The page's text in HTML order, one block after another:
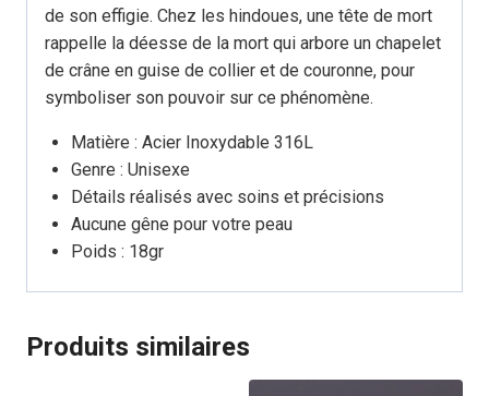
de son effigie. Chez les hindoues, une tête de mort
rappelle la déesse de la mort qui arbore un chapelet
de crâne en guise de collier et de couronne, pour
symboliser son pouvoir sur ce phénomène.
Matière : Acier Inoxydable 316L
Genre : Unisexe
Détails réalisés avec soins et précisions
Aucune gêne pour votre peau
Poids : 18gr
Produits similaires